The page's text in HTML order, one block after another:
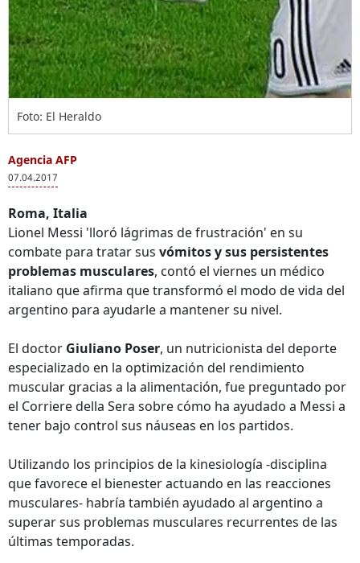
Foto: El Heraldo
Agencia AFP
07.04.2017
Roma, Italia
Lionel Messi 'lloró lágrimas de frustración' en su
combate para tratar sus vómitos y sus persistentes
problemas musculares, contó el viernes un médico
italiano que afirma que transformó el modo de vida del
argentino para ayudarle a mantener su nivel.
El doctor Giuliano Poser, un nutricionista del deporte
especializado en la optimización del rendimiento
muscular gracias a la alimentación, fue preguntado por
el Corriere della Sera sobre cómo ha ayudado a Messi a
tener bajo control sus náuseas en los partidos.
Utilizando los principios de la kinesiología -disciplina
que favorece el bienester actuando en las reacciones
musculares- habría también ayudado al argentino a
superar sus problemas musculares recurrentes de las
últimas temporadas.